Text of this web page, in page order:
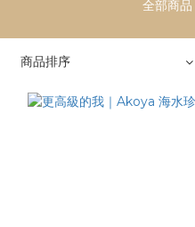
全部商品
商品排序